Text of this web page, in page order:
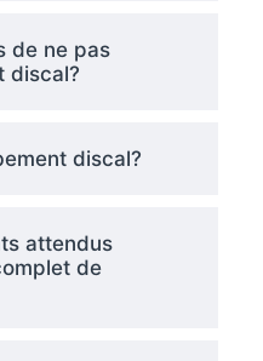
de ne pas
discal?
discal?
attendus
de